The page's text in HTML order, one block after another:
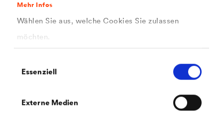
Mehr Infos
Wählen Sie aus, welche Cookies Sie zulassen
möchten.
Essenziell
Externe Medien